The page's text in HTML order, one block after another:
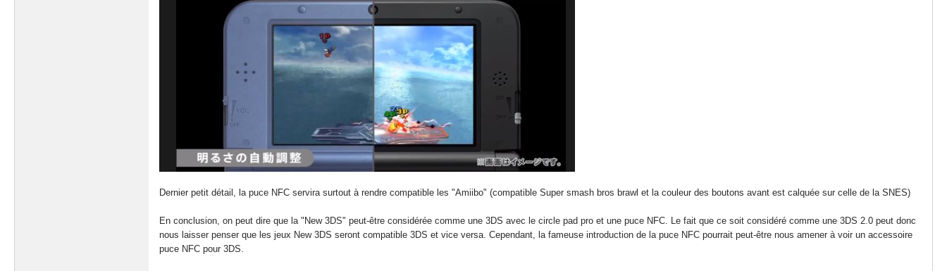
Dernier petit détail, la puce NFC servira surtout à rendre compatible les "Amiibo" (compatible Super smash bros brawl et la couleur des boutons avant est calquée sur celle de la SNES)
En conclusion, on peut dire que la "New 3DS" peut-être considérée comme une 3DS avec le circle pad pro et une puce NFC. Le fait que ce soit considéré comme une 3DS 2.0 peut donc
nous laisser penser que les jeux New 3DS seront compatible 3DS et vice versa. Cependant, la fameuse introduction de la puce NFC pourrait peut-être nous amener à voir un accessoire
puce NFC pour 3DS.